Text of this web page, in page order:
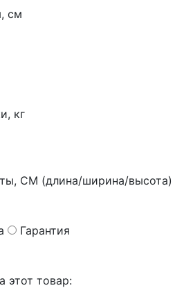
см
кг
СМ (длина/ширина/высота)
Гарантия
этот товар: